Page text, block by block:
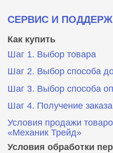
СЕРВИС И
Как купить
Шаг 1. Выбор товара
Шаг 2. Выбор способа
Шаг 3. Выбор способа
Шаг 4. Получение заказа
Условия продажи
«Механик Трейд»
Условия обработки